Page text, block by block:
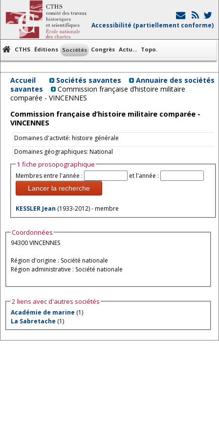
Accessibilité (partiellement conforme)
CTHS Éditions Sociétés Congrès Actu... Topo.
Accueil Sociétés savantes
Annuaire des sociétés
savantes
Commission française d’histoire militaire
comparée - VINCENNES
Commission française d’histoire militaire comparée -
VINCENNES
Domaines d'activité: histoire générale
Domaines géographiques: National
1 fiche prosopographique
Membres entre l'année : et l'année :
Lancer la recherche
KESSLER Jean (1933-2012) - membre
Coordonnées
94300 VINCENNES
Région d'origine : Société nationale
Région administrative : Société nationale
2 liens avec d'autres sociétés
Académie de marine (1)
La Sabretache (1)